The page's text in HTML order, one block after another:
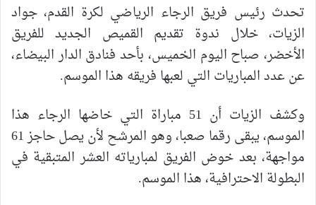
تحدث رئيس فريق الرجاء الرياضي لكرة القدم، جواد
الزيات، خلال ندوة تقديم القميص الجديد للفريق
الأخضر، صباح اليوم الخميس، بأحد فنادق الدار البيضاء،
عن عدد المباريات التي لعبها فريقه هذا الموسم.
وكشف الزيات أن 51 مباراة التي خاضها الرجاء هذا
الموسم، يبقى رقما صعبا، وهو المرشح لأن يصل حاجز 61
مواجهة، بعد خوض الفريق لمبارياته العشر المتبقية في
البطولة الاحترافية، هذا الموسم.